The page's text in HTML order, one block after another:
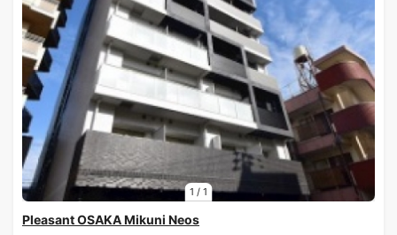
1 / 1
Pleasant OSAKA Mikuni Neos